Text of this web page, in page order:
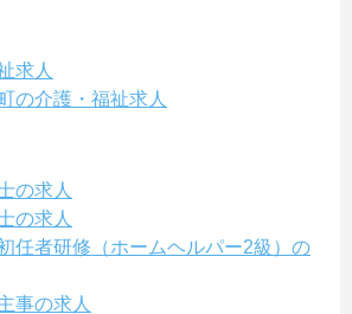
求人
の介護・福祉求人
の求人
の求人
任者研修（ホームヘルパー2級）の
事の求人